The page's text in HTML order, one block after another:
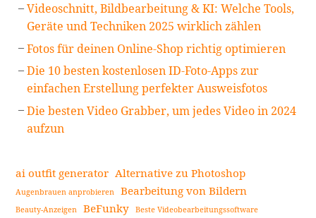
Videoschnitt, Bildbearbeitung & KI: Welche Tools,
Geräte und Techniken 2025 wirklich zählen
Fotos für deinen Online-Shop richtig optimieren
Die 10 besten kostenlosen ID-Foto-Apps zur
einfachen Erstellung perfekter Ausweisfotos
Die besten Video Grabber, um jedes Video in 2024
aufzun
ai outfit generator Alternative zu Photoshop
Augenbrauen anprobieren Bearbeitung von Bildern
Beauty-Anzeigen BeFunky Beste Videobearbeitungssoftware